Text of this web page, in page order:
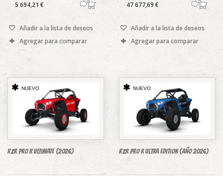
5 694,21 €
Añadir a la lista de deseos
Agregar para comparar
47 677,69 €
Añadir a la lista de deseos
Agregar para comparar
NUEVO
RZR PRO R ULTIMATE (2026)
NUEVO
RZR Pro R Ultra Edition (AÑO 2026)